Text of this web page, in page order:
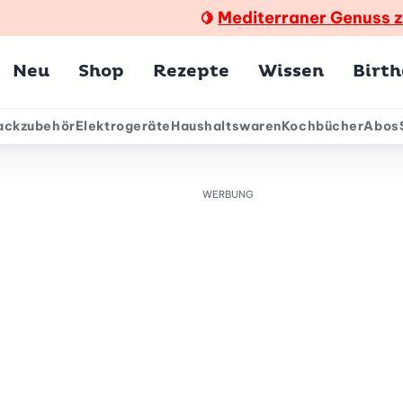
🍋 Mediterraner Genuss
Neu Shop Rezepte Wissen
ElektrogeräteHaushaltswarenKochbücherAbos
WERBUNG